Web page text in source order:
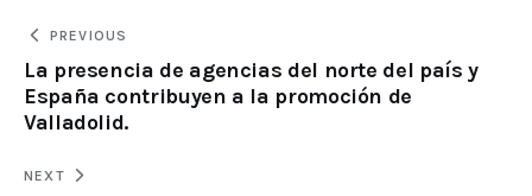
PREVIOUS
La presencia de agencias del norte del país y
España contribuyen a la promoción de
Valladolid.
NEXT